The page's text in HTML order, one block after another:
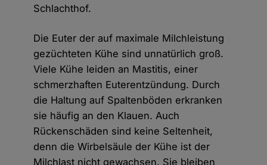
Schlachthof.
Die Euter der auf maximale Milchleistung
gezüchteten Kühe sind unnatürlich groß.
Viele Kühe leiden an Mastitis, einer
schmerzhaften Euterentzündung. Durch
die Haltung auf Spaltenböden erkranken
sie häufig an den Klauen. Auch
Rückenschäden sind keine Seltenheit,
denn die Wirbelsäule der Kühe ist der
Milchlast nicht gewachsen. Sie bleiben